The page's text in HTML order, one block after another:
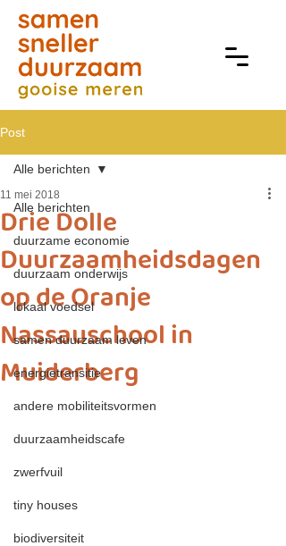
Post
Alle berichten
duurzame economie
duurzaam onderwijs
lokaal voedsel
samen duurzaam leven
energietransitie
andere mobiliteitsvormen
duurzaamheidscafe
zwerfvuil
tiny houses
biodiversiteit
Alle berichten
Drie Dolle
Duurzaamheidsdagen
op de Oranje
Nassauschool in
Muiderberg
11 mei 2018